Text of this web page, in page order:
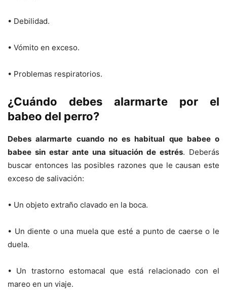
• Debilidad.
• Vómito en exceso.
• Problemas respiratorios.
¿Cuándo debes alarmarte por el
babeo del perro?
Debes alarmarte cuando no es habitual que babee o
babee sin estar ante una situación de estrés. Deberás
buscar entonces las posibles razones que le causan este
exceso de salivación:
• Un objeto extraño clavado en la boca.
• Un diente o una muela que esté a punto de caerse o le
duela.
• Un trastorno estomacal que está relacionado con el
mareo en un viaje.